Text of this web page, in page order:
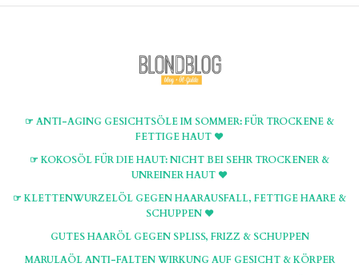
☞ ANTI-AGING GESICHTSÖLE IM SOMMER: FÜR TROCKENE &
FETTIGE HAUT ♥
☞ KOKOSÖL FÜR DIE HAUT: NICHT BEI SEHR TROCKENER &
UNREINER HAUT ♥
☞ KLETTENWURZELÖL GEGEN HAARAUSFALL, FETTIGE HAARE &
SCHUPPEN ♥
GUTES HAARÖL GEGEN SPLISS, FRIZZ & SCHUPPEN
MARULAÖL ANTI-FALTEN WIRKUNG AUF GESICHT & KÖRPER